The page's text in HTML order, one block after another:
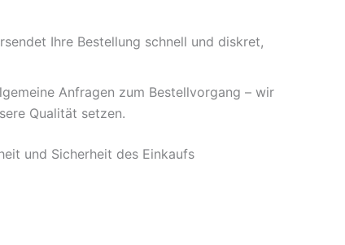
Ihre Bestellung schnell und diskret,
Anfragen zum Bestellvorgang – wir
Qualität setzen.
und Sicherheit des Einkaufs